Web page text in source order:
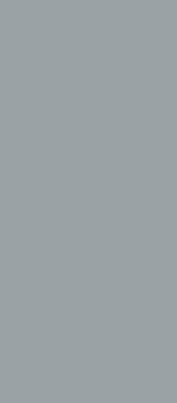
Weise, auf
ohne
nicht
Person
diese
aufbewahrt
dass
nicht einer
natürlichen